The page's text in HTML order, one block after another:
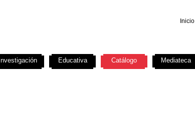
Inicio
Investigación Educativa Catálogo Mediateca